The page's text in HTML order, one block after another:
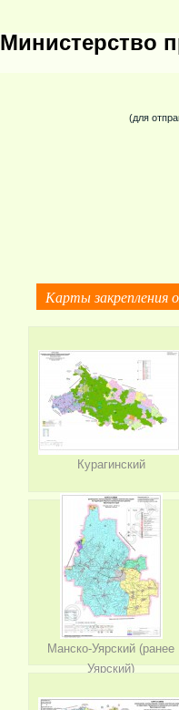
Министерство
(для
Карты закрепления
Курагинский
Манско-Уярский (ранее
Уярский)